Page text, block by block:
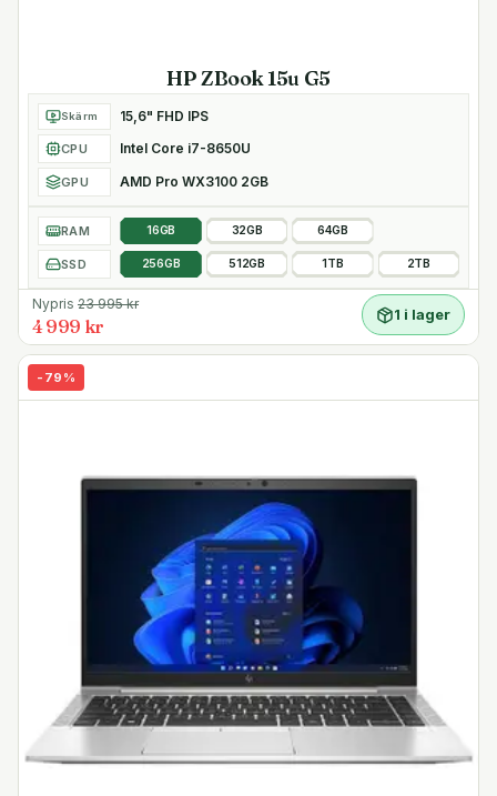
HP ZBook 15u G5
Skärm 15,6" FHD IPS
CPU Intel Core i7-8650U
GPU AMD Pro WX3100 2GB
RAM 16GB 32GB 64GB
SSD 256GB 512GB 1TB 2TB
Nypris 23 995kr
4 999 kr
1 i lager
- 79 %